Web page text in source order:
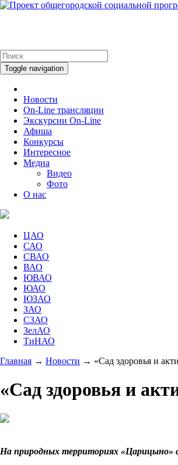
Toggle navigation
Новости
On-Line трансляции
Экскурсии On-Line
Афиша
Конкурсы
Интересное
Медиа
Видео
Фото
О нас
ЦАО
САО
СВАО
ВАО
ЮВАО
ЮАО
ЮЗАО
ЗАО
СЗАО
ЗелАО
ТиНАО
Главная → Новости → «Сад здоровья и
«Сад здоровья и
На природных территориях «Царицыно»